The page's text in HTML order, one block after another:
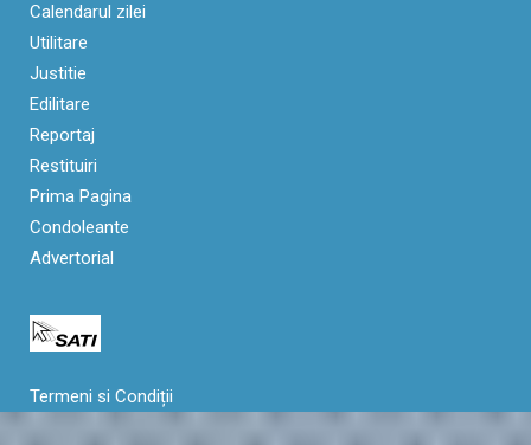
Calendarul zilei
Utilitare
Justitie
Edilitare
Reportaj
Restituiri
Prima Pagina
Condoleante
Advertorial
Termeni si Condiții